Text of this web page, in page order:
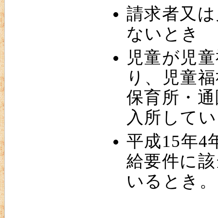
請求者又
ないとき
児童が児
り、児童
保育所・
入所して
平成15年4
給要件に
いるとき